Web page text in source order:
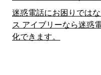
迷惑電話にお困りでは
ス アイブリーなら迷惑
化できます。